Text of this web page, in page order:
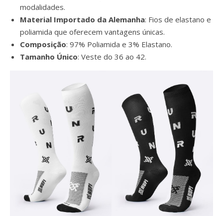
modalidades.
Material Importado da Alemanha: Fios de elastano e
poliamida que oferecem vantagens únicas.
Composição: 97% Poliamida e 3% Elastano.
Tamanho Único: Veste do 36 ao 42.